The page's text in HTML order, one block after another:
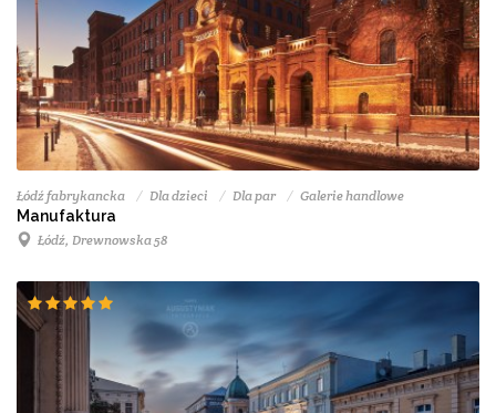
Łódź fabrykancka Dla dzieci Dla par Galerie handlowe
Manufaktura
Łódź, Drewnowska 58